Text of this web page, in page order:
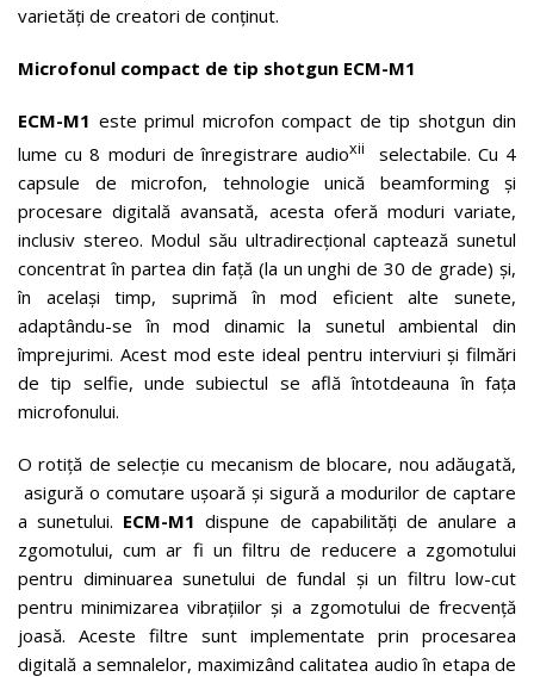
varietăți de creatori de conținut.
Microfonul compact de tip shotgun ECM-M1
ECM-M1 este primul microfon compact de tip shotgun din
lume cu 8 moduri de înregistrare audioxii
selectabile. Cu 4
capsule de microfon, tehnologie unică beamforming și
procesare digitală avansată, acesta oferă moduri variate,
inclusiv stereo. Modul său ultradirecțional captează sunetul
concentrat în partea din față (la un unghi de 30 de grade) și,
în același timp, suprimă în mod eficient alte sunete,
adaptându-se în mod dinamic la sunetul ambiental din
împrejurimi. Acest mod este ideal pentru interviuri și filmări
de tip selfie, unde subiectul se află întotdeauna în fața
microfonului.
O rotiță de selecție cu mecanism de blocare, nou adăugată,
asigură o comutare ușoară și sigură a modurilor de captare
a sunetului. ECM-M1 dispune de capabilități de anulare a
zgomotului, cum ar fi un filtru de reducere a zgomotului
pentru diminuarea sunetului de fundal și un filtru low-cut
pentru minimizarea vibrațiilor și a zgomotului de frecvență
joasă. Aceste filtre sunt implementate prin procesarea
digitală a semnalelor, maximizând calitatea audio în etapa de